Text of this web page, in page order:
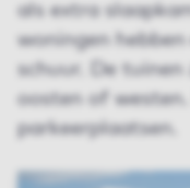
als extra
woningen
schuur. De
oosten of
parkeerplaatsen.